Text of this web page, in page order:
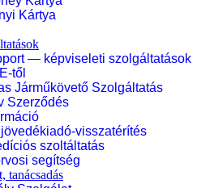
Kártya
— képviseleti szolgáltatások
től
Járműkövető Szolgáltatás
Szerződés
visszatérítés
szoltáltatás
segítség
tanácsadás